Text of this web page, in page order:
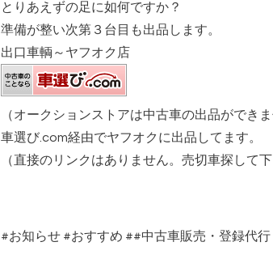
とりあえずの足に如何ですか？
準備が整い次第３台目も出品します。
出口車輌～ヤフオク店
（オークションストアは中古車の出品ができま
車選び.com経由でヤフオクに出品してます。
（直接のリンクはありません。売切車探して下
#お知らせ #おすすめ ##中古車販売・登録代行